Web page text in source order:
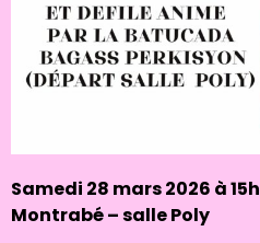
Samedi 28 mars 2026 à 15h
Montrabé – salle Poly